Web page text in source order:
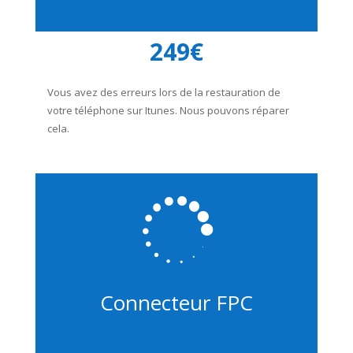
249€
Vous avez des erreurs lors de la restauration de
votre téléphone sur Itunes. Nous pouvons réparer
cela.

Connecteur FPC